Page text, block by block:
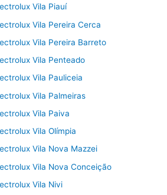
Vila Piauí
Vila Pereira Cerca
Vila Pereira Barreto
Vila Penteado
Vila Pauliceia
Vila Palmeiras
Vila Paiva
Vila Olímpia
Vila Nova Mazzei
Vila Nova Conceição
Vila Nivi